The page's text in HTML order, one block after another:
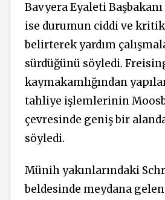
Bavyera Eyaleti
ise durumun ciddi ve
belirterek yardım
sürdüğünü söyledi.
kaymakamlığından
tahliye işlemlerinin
çevresinde geniş bir alanda
söyledi.
Münih yakınlarındaki
beldesinde meydana